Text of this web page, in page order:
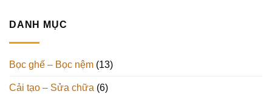
DANH MỤC
Bọc ghế – Bọc nệm (13)
Cải tạo – Sửa chữa (6)